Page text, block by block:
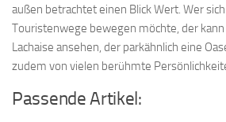
außen betrachtet einen Blick Wert. Wer
Touristenwege bewegen möchte, der
Lachaise ansehen, der parkähnlich eine
zudem von vielen berühmte
Passende Artikel: